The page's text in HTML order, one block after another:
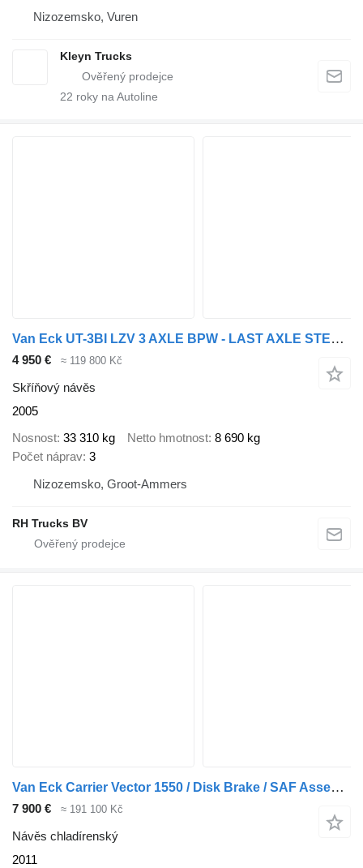
Nizozemsko, Vuren
Kleyn Trucks
22 roky na Autoline
Van Eck UT-3BI LZV 3 AXLE BPW - LAST AXLE STEERING + VAN ECK TRAILER 2 A
4 950 € ≈ 119 800 Kč
Skříňový návěs
2005
Nosnost 33 310 kg Netto hmotnost 8 690 kg
Počet náprav 3
Nizozemsko, Groot-Ammers
RH Trucks BV
Van Eck Carrier Vector 1550 / Disk Brake / SAF Assen NL TRAILER
7 900 € ≈ 191 100 Kč
Návěs chladírenský
2011